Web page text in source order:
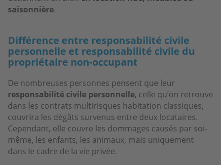
saisonnière.
Différence entre responsabilité civile
personnelle et responsabilité civile du
propriétaire non-occupant
De nombreuses personnes pensent que leur
responsabilité civile personnelle, celle qu’on retrouve
dans les contrats multirisques habitation classiques,
couvrira les dégâts survenus entre deux locataires.
Cependant, elle couvre les dommages causés par soi-
même, les enfants, les animaux, mais uniquement
dans le cadre de la vie privée.